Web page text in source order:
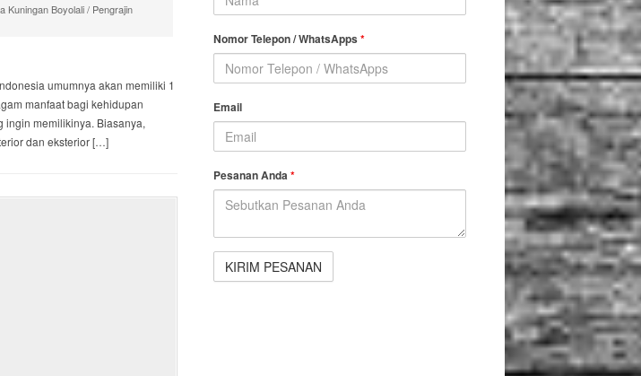
Kuningan Boyolali/ Pengrajin
umumnya akan memiliki 1
manfaat bagi kehidupan
ingin memilikinya. Biasanya,
dan eksterior […]
Nomor Telepon / WhatsApps *
Email
Pesanan Anda*